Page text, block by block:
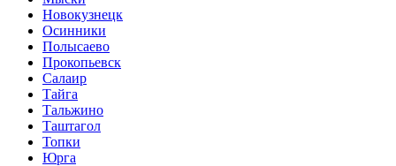
Новокузнецк
Осинники
Полысаево
Прокопьевск
Салаир
Тайга
Тальжино
Таштагол
Топки
Юрга